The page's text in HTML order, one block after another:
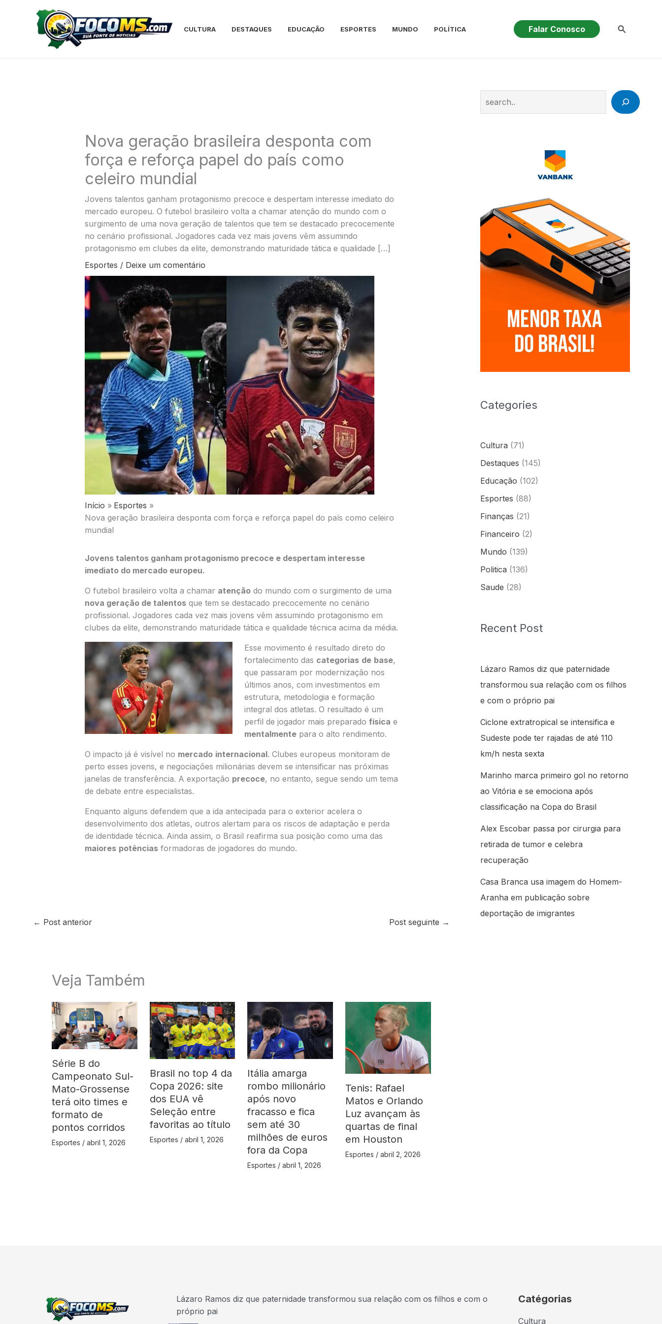
CULTURA DESTAQUES EDUCAÇÃO ESPORTES MUNDO POLÍTICA Falar Conosco Pesquisar
Nova geração brasileira desponta com
força e reforça papel do país como
celeiro mundial
Jovens talentos ganham protagonismo precoce e despertam interesse imediato do
mercado europeu. O futebol brasileiro volta a chamar atenção do mundo com o
surgimento de uma nova geração de talentos que tem se destacado precocemente
no cenário profissional. Jogadores cada vez mais jovens vêm assumindo
protagonismo em clubes da elite, demonstrando maturidade tática e qualidade […]
Esportes / Deixe um comentário
Início
Esportes
Nova geração brasileira desponta com força e reforça papel do país como celeiro
mundial
Jovens talentos ganham protagonismo precoce e despertam interesse
imediato do mercado europeu.
O futebol brasileiro volta a chamar atençãodo mundo com o surgimento de uma
nova geração de talentosque tem se destacado precocemente no cenário
profissional. Jogadores cada vez mais jovens vêm assumindo protagonismo em
clubes da elite, demonstrando maturidade tática e qualidade técnica acima da média.
Esse movimento é resultado direto do
fortalecimento das categorias de base,
que passaram por modernização nos
últimos anos, com investimentos em
estrutura, metodologia e formação
integral dos atletas. O resultado é um
perfil de jogador mais preparado física e
mentalmentepara o alto rendimento.
O impacto já é visível no mercado internacional. Clubes europeus monitoram de
perto esses jovens, e negociações milionárias devem se intensificar nas próximas
janelas de transferência. A exportação precoce, no entanto, segue sendo um tema
de debate entre especialistas.
Enquanto alguns defendem que a ida antecipada para o exterior acelera o
desenvolvimento dos atletas, outros alertam para os riscos de adaptação e perda
de identidade técnica. Ainda assim, o Brasil reafirma sua posição como uma das
maiores potênciasformadoras de jogadores do mundo.
← Post anterior Post seguinte →
Veja Também
Série B do
Campeonato Sul-
Mato-Grossense
terá oito times e
formato de
pontos corridos
Esportes / abril 1, 2026
Brasil no top 4 da
Copa 2026: site
dos EUA vê
Seleção entre
favoritas ao título
Esportes / abril 1, 2026
Itália amarga
rombo milionário
após novo
fracasso e fica
sem até 30
milhões de euros
fora da Copa
Esportes /abril 1, 2026
Tenis: Rafael
Matos e Orlando
Luz avançam às
quartas de final
em Houston
Esportes /abril 2, 2026
Categories
Cultura (71)
Destaques (145)
Educação (102)
Esportes (88)
Finanças (21)
Financeiro (2)
Mundo (139)
Politica (136)
Saude (28)
Recent Post
Lázaro Ramos diz que paternidade
transformou sua relação com os filhos
e com o próprio pai
Ciclone extratropical se intensifica e
Sudeste pode ter rajadas de até 110
km/h nesta sexta
Marinho marca primeiro gol no retorno
ao Vitória e se emociona após
classificação na Copa do Brasil
Alex Escobar passa por cirurgia para
retirada de tumor e celebra
recuperação
Casa Branca usa imagem do Homem-
Aranha em publicação sobre
deportação de imigrantes
Lázaro Ramos diz que paternidade transformou sua relação com os filhos e com o
próprio pai
Catégorias
Cultura